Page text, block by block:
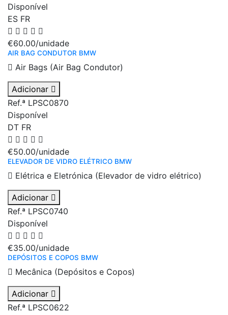
Disponível
ES FR
€60.00/unidade
AIR BAG CONDUTOR BMW
Air Bags (Air Bag Condutor)
Adicionar
Ref.ª LPSC0870
Disponível
DT FR
€50.00/unidade
ELEVADOR DE VIDRO ELÉTRICO BMW
Elétrica e Eletrónica (Elevador de vidro elétrico)
Adicionar
Ref.ª LPSC0740
Disponível
€35.00/unidade
DEPÓSITOS E COPOS BMW
Mecânica (Depósitos e Copos)
Adicionar
Ref.ª LPSC0622